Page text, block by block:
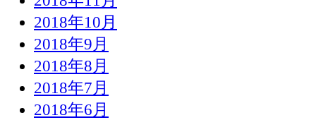
2018年10月
2018年9月
2018年8月
2018年7月
2018年6月